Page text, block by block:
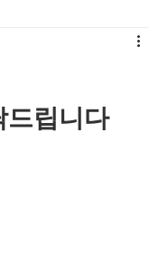
립니다